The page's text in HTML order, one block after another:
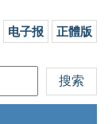
电子报 正體版